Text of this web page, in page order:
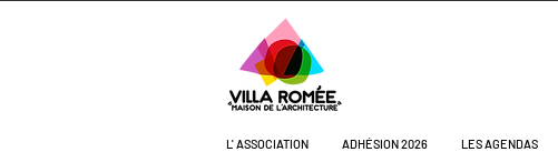
L' ASSOCIATION ADHÉSION 2026 LES AGENDAS